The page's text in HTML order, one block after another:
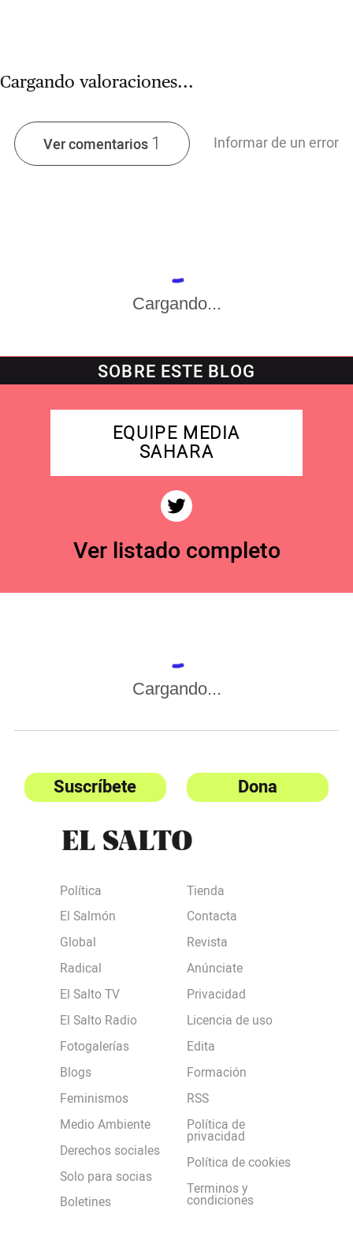
Cargando valoraciones...
Ver comentarios 1 Informar de un error
Cargando...
SOBRE ESTE BLOG
EQUIPE MEDIA
SAHARA
Ver listado completo
Cargando...
Suscríbete Dona
Política
El Salmón
Global
Radical
El Salto TV
El Salto Radio
Fotogalerías
Blogs
Feminismos
Medio Ambiente
Derechos sociales
Solo para socias
Boletines
Tienda
Contacta
Revista
Anúnciate
Privacidad
Licencia de uso
Edita
Formación
RSS
Política de
privacidad
Política de cookies
Terminos y
condiciones